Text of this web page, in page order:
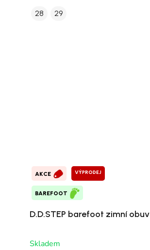
28 29
AKCE VÝPRODEJ
BAREFOOT
D.D.STEP barefoot zimní obuv
Skladem